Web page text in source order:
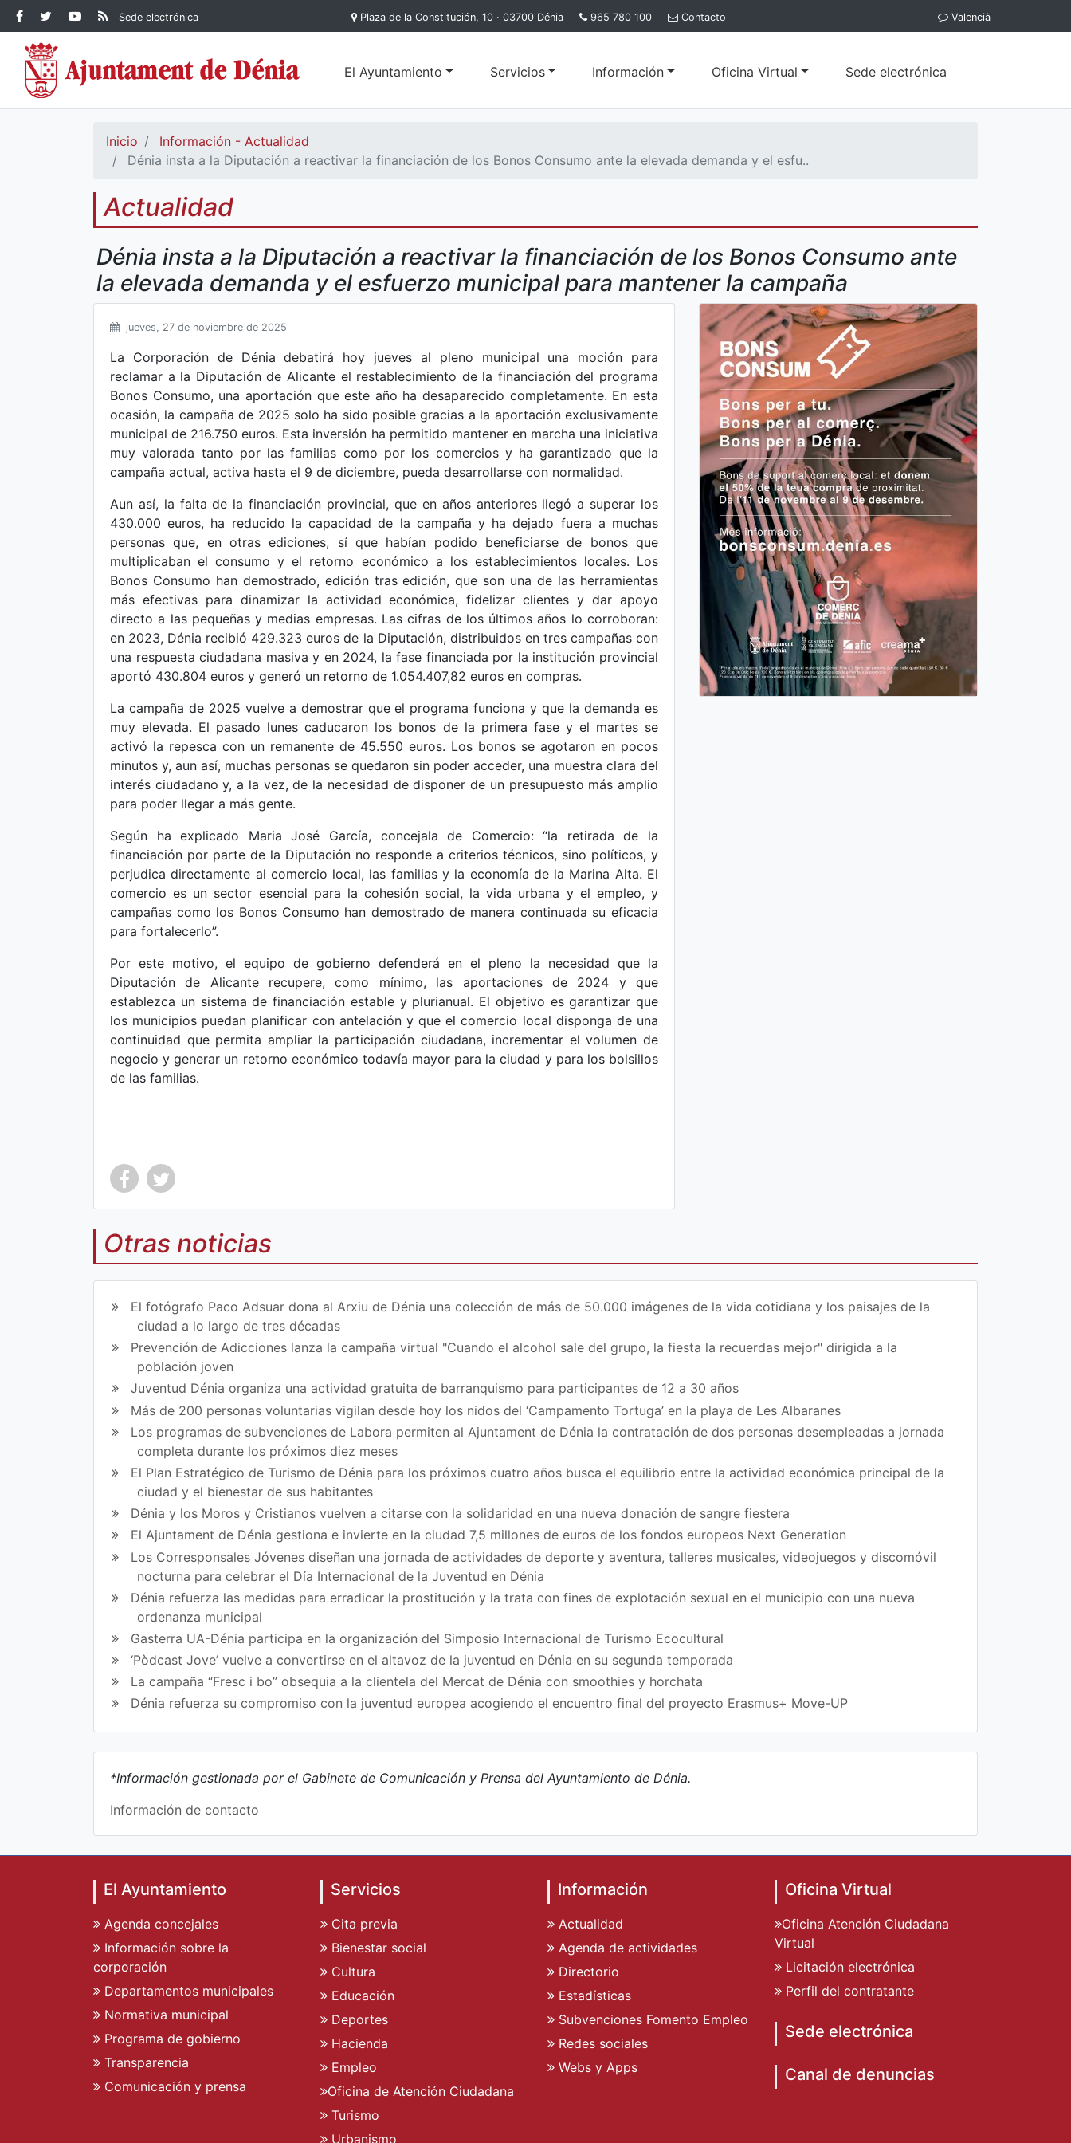
Contenido principal
Facebook Ayuntamiento de
Dénia
Ayuntamiento de Dénia
YouTube
Ayuntamiento de
RSS Actualidad
Ayuntamiento de
Sede electrónica Plaza de la Constitución, 10 · 03700 Dénia 965 780 100 Contacto Valencià
El Ayuntamiento Servicios Información Oficina Virtual Sede electrónica
Inicio
Información - Actualidad
Dénia insta a la Diputación a reactivar la financiación de los Bonos Consumo ante la elevada demanda y el esfu..
Actualidad
Dénia insta a la Diputación a reactivar la financiación de los Bonos Consumo ante
la elevada demanda y el esfuerzo municipal para mantener la campaña
jueves, 27 de noviembre de 2025
La Corporación de Dénia debatirá hoy jueves al pleno municipal una moción para
reclamar a la Diputación de Alicante el restablecimiento de la financiación del programa
Bonos Consumo, una aportación que este año ha desaparecido completamente. En esta
ocasión, la campaña de 2025 solo ha sido posible gracias a la aportación exclusivamente
municipal de 216.750 euros. Esta inversión ha permitido mantener en marcha una iniciativa
muy valorada tanto por las familias como por los comercios y ha garantizado que la
campaña actual, activa hasta el 9 de diciembre, pueda desarrollarse con normalidad.
Aun así, la falta de la financiación provincial, que en años anteriores llegó a superar los
430.000 euros, ha reducido la capacidad de la campaña y ha dejado fuera a muchas
personas que, en otras ediciones, sí que habían podido beneficiarse de bonos que
multiplicaban el consumo y el retorno económico a los establecimientos locales. Los
Bonos Consumo han demostrado, edición tras edición, que son una de las herramientas
más efectivas para dinamizar la actividad económica, fidelizar clientes y dar apoyo
directo a las pequeñas y medias empresas. Las cifras de los últimos años lo corroboran:
en 2023, Dénia recibió 429.323 euros de la Diputación, distribuidos en tres campañas con
una respuesta ciudadana masiva y en 2024, la fase financiada por la institución provincial
aportó 430.804 euros y generó un retorno de 1.054.407,82 euros en compras.
La campaña de 2025 vuelve a demostrar que el programa funciona y que la demanda es
muy elevada. El pasado lunes caducaron los bonos de la primera fase y el martes se
activó la repesca con un remanente de 45.550 euros. Los bonos se agotaron en pocos
minutos y, aun así, muchas personas se quedaron sin poder acceder, una muestra clara del
interés ciudadano y, a la vez, de la necesidad de disponer de un presupuesto más amplio
para poder llegar a más gente.
Según ha explicado Maria José García, concejala de Comercio: “la retirada de la
financiación por parte de la Diputación no responde a criterios técnicos, sino políticos, y
perjudica directamente al comercio local, las familias y la economía de la Marina Alta. El
comercio es un sector esencial para la cohesión social, la vida urbana y el empleo, y
campañas como los Bonos Consumo han demostrado de manera continuada su eficacia
para fortalecerlo”.
Por este motivo, el equipo de gobierno defenderá en el pleno la necesidad que la
Diputación de Alicante recupere, como mínimo, las aportaciones de 2024 y que
establezca un sistema de financiación estable y plurianual. El objetivo es garantizar que
los municipios puedan planificar con antelación y que el comercio local disponga de una
continuidad que permita ampliar la participación ciudadana, incrementar el volumen de
negocio y generar un retorno económico todavía mayor para la ciudad y para los bolsillos
de las familias.
Co
art
ir
en
Fa
ce
bo
ok
Co
art
ir
en
Tw
itt
er
Otras noticias
El fotógrafo Paco Adsuar dona al Arxiu de Dénia una colección de más de 50.000 imágenes de la vida cotidiana y los paisajes de la
ciudad a lo largo de tres décadas
Prevención de Adicciones lanza la campaña virtual "Cuando el alcohol sale del grupo, la fiesta la recuerdas mejor" dirigida a la
población joven
Juventud Dénia organiza una actividad gratuita de barranquismo para participantes de 12 a 30 años
Más de 200 personas voluntarias vigilan desde hoy los nidos del ‘Campamento Tortuga’ en la playa de Les Albaranes
Los programas de subvenciones de Labora permiten al Ajuntament de Dénia la contratación de dos personas desempleadas a jornada
completa durante los próximos diez meses
El Plan Estratégico de Turismo de Dénia para los próximos cuatro años busca el equilibrio entre la actividad económica principal de la
ciudad y el bienestar de sus habitantes
Dénia y los Moros y Cristianos vuelven a citarse con la solidaridad en una nueva donación de sangre fiestera
El Ajuntament de Dénia gestiona e invierte en la ciudad 7,5 millones de euros de los fondos europeos Next Generation
Los Corresponsales Jóvenes diseñan una jornada de actividades de deporte y aventura, talleres musicales, videojuegos y discomóvil
nocturna para celebrar el Día Internacional de la Juventud en Dénia
Dénia refuerza las medidas para erradicar la prostitución y la trata con fines de explotación sexual en el municipio con una nueva
ordenanza municipal
Gasterra UA-Dénia participa en la organización del Simposio Internacional de Turismo Ecocultural
‘Pòdcast Jove’ vuelve a convertirse en el altavoz de la juventud en Dénia en su segunda temporada
La campaña “Fresc i bo” obsequia a la clientela del Mercat de Dénia con smoothies y horchata
Dénia refuerza su compromiso con la juventud europea acogiendo el encuentro final del proyecto Erasmus+ Move-UP
*Información gestionada por el Gabinete de Comunicación y Prensa del Ayuntamiento de Dénia.
Información de contacto
El Ayuntamiento
Agenda concejales
Información sobre la
corporación
Departamentos municipales
Normativa municipal
Programa de gobierno
Transparencia
Comunicación y prensa
Servicios
Cita previa
Bienestar social
Cultura
Educación
Deportes
Hacienda
Empleo
Oficina de Atención Ciudadana
Turismo
Urbanismo
Información
Actualidad
Agenda de actividades
Directorio
Estadísticas
Subvenciones Fomento Empleo
Redes sociales
Webs y Apps
Oficina Virtual
Oficina Atención Ciudadana
Virtual
Licitación electrónica
Perfil del contratante
Sede electrónica
Canal de denuncias